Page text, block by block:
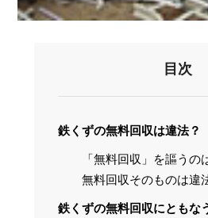
目次
鉄くずの無料回収は違法？
「無料回収」を謳うの
無料回収そのものは違
鉄くずの無料回収にともな